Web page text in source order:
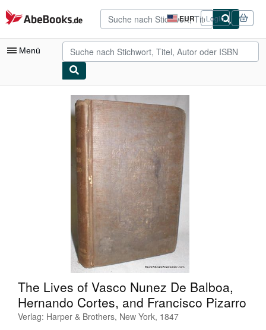
Zum Hauptinhalt
AbeBooks.de EUR
Seite
der
Einkaufseinstellungen.
Login
Menü
Meine Bestellungen
Antiquarische Bücher
Kunst & Sammlerstücke
Verkäufer werden
SCHLIESSEN
The Lives of Vasco Nunez De Balboa,
Hernando Cortes, and Francisco Pizarro
Verlag: Harper & Brothers, New York, 1847